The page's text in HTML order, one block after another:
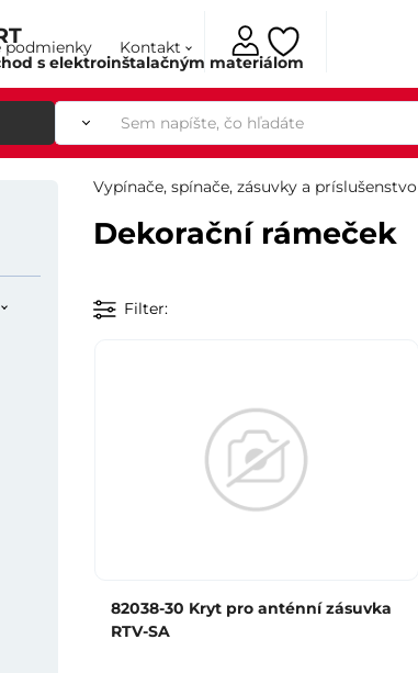
s elektroinštalačným materiálom
podmienky Kontakt
Vypínače, spínače, zásuvky a príslušenstvo
Dekorační rámeček
Filter
82038-30 Kryt pro anténní zásuvka
RTV-SA